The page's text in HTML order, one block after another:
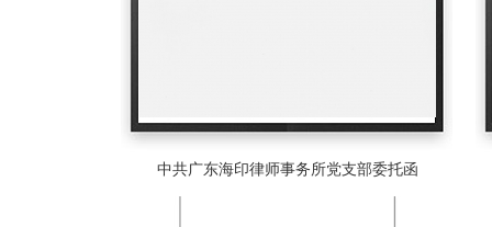
中共广东海印律师事务所党支部委托函